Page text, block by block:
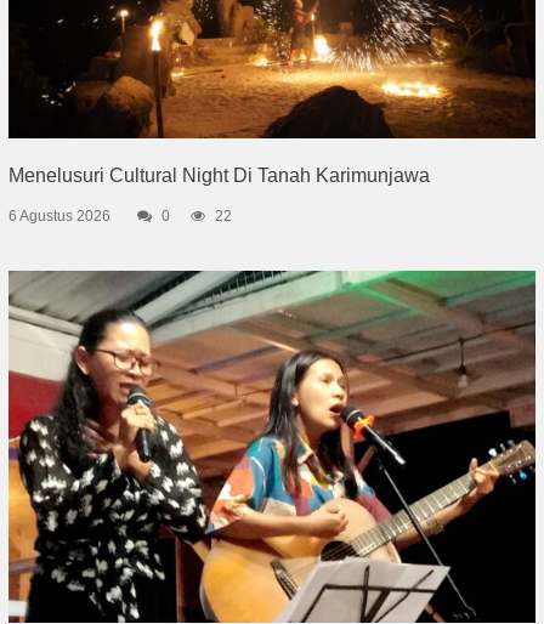
Menelusuri Cultural Night Di Tanah Karimunjawa
6 Agustus 2026 0 22